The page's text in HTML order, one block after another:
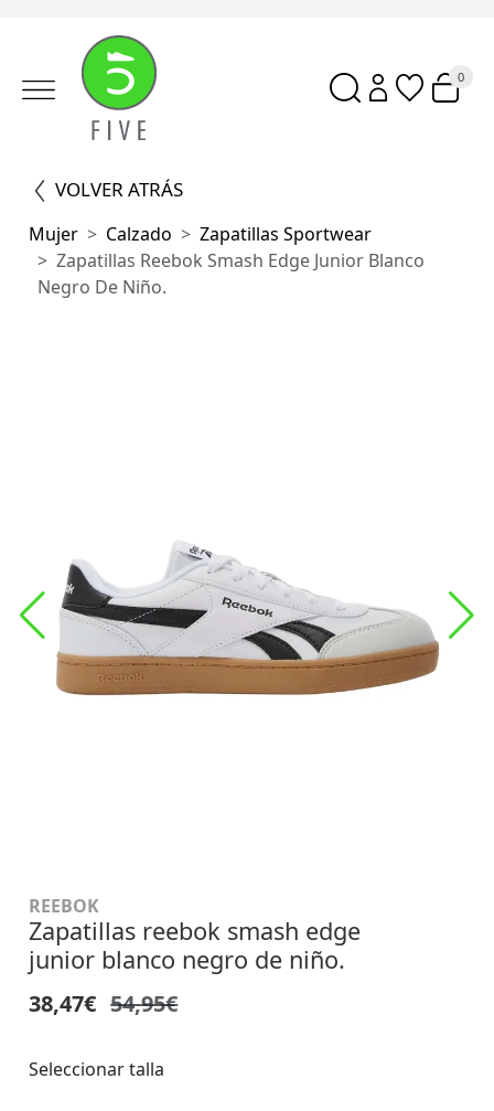
0
VOLVER ATRÁS
Mujer Calzado
Zapatillas Sportwear
Zapatillas Reebok Smash Edge Junior Blanco
Negro De Niño.
REEBOK
Zapatillas reebok smash edge
junior blanco negro de niño.
38,47€ 54,95€
Seleccionar talla